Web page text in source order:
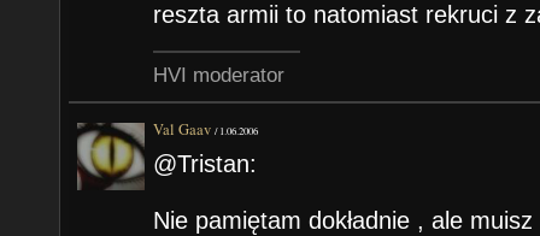
reszta armii to natomiast rekruci z
HVI moderator
Val Gaav /1.06.2006
@Tristan:
Nie pamiętam dokładnie , ale